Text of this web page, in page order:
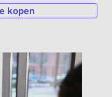
kopen